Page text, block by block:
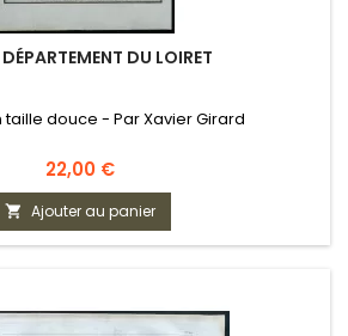
DU LOIRET
taille douce - Par Xavier Girard
Prix
22,00 €
 Ajouter au panier